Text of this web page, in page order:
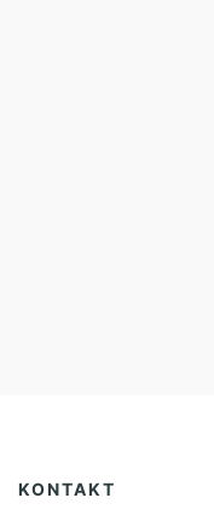
KONTAKT